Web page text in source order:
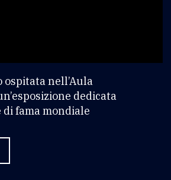
ospitata nell’Aula
dedicata
fama mondiale